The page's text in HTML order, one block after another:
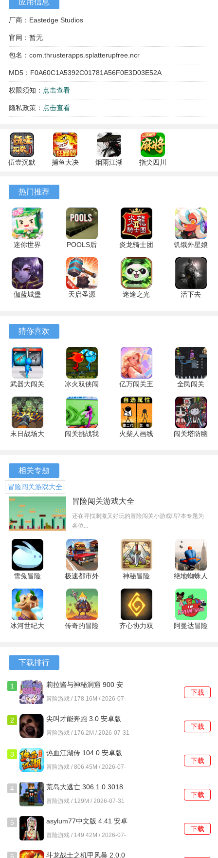
4、音乐对抗机制让玩家在节奏中完成挑战，成功躲避敌人或
使用道具时能获得额外的成就感。
烦人的橘子软件亮点
1、独特的绘画风格开启了一种创造性的视觉表达方式，个性
鲜明，别具一格，让人过目不忘。
2、音乐节奏感强烈，能有效提升玩家的音乐感知和节奏感，
让闯关过程更有韵律。
以不断发现新的情节和惊喜。
4、关卡设计充满巧思，每个场景都有独特的陷阱和机关，玩
烦人的橘子软件功能
1、高清游戏画面带给玩家极佳的视觉体验，与烦人的橘子一
起挑战困难关卡时，画面细节清晰可见。
2、游戏操作简单易上手，玩家只需点击和滑动就能控制橙子
移动、跳跃或使用道具，轻松享受游戏乐趣。
3、每一关都设计得十分有趣，玩家可以自由选择关卡顺序，
随时开始全新的冒险与挑战。
品，帮助玩家应对不同场景的敌人和陷阱。
5、成就系统记录玩家的闯关进度和特殊表现，完成特定任务
后能解锁隐藏角色和额外关卡。
烦人的橘子游戏怎么玩
打开游戏进入主页，可点击黄色、橙色或绿色按钮分别设置
表情、查看介绍或调节声音，点击“PLAY BALL”即可开始游
戏。
游戏开始后，先在右下方选择想要击打的物品，随后点击棒
球瞄准并进行击打。
成功击中物品后，屏幕上会显示该物品飞跃的距离以及获得
应用信息
厂商：Eastedge Studios
官网：暂无
包名：com.thrusterapps.splatterupfree.ncr
MD5：F0A60C1A5392C01781A56F0E3D03E52A
权限须知： 点击查看
隐私政策： 点击查看
伍壹沉默
安卓版
捕鱼大决
122.7.291
烟雨江湖
指尖四川
热门推荐
迷你世界
1.55.3 安卓
版
POOLS后
室 1.14 最
新版
炎龙骑士团
2 1.0.0 最
新版
饥饿外星娘
1524 最新
版
伽蓝城堡
天启圣源
迷途之光
活下去
猜你喜欢
武器大闯关
1.0
冰火双侠闯
关大挑战
3.3.15 安卓
版
亿万闯关王
v766.101
官方版
全民闯关
1.0 安卓版
末日战场大
闯关挑战我
火柴人画线
闯关塔防幽
相关专题
冒险闯关游戏大全
冒险闯关游戏大全
还在寻找刺激又好玩的冒险闯关小游戏吗?本专题为
各位...
雪兔冒险
1.0.7.22 安
卓版
极速都市外
卖冒险
3.3.25 最新
版
神秘冒险
1.9.2 最新
版
绝地蜘蛛人
冒险王
3.3.25 安卓
版
冰河世纪大
传奇的冒险
齐心协力双
阿曼达冒险
下载排行
1
莉拉酱与神秘洞窟 900 安
卓版
冒险游戏 / 178.16M / 2026-07-
下载
2 尖叫才能奔跑 3.0 安卓版
冒险游戏 / 176.2M / 2026-07-31
下载
3 热血江湖传 104.0 安卓版
冒险游戏 / 806.45M / 2026-07-
下载
4
荒岛大逃亡 306.1.0.3018
安卓版
冒险游戏 / 129M / 2026-07-31
下载
5
asylum77中文版 4.41 安卓
版
冒险游戏 / 149.42M / 2026-07-
下载
斗龙战士之机甲风暴 2.0.0